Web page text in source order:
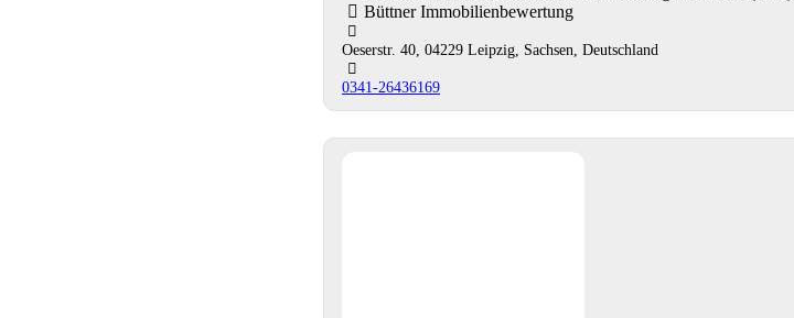
Büttner Immobilienbewertung
Oeserstr. 40, 04229 Leipzig, Sachsen, Deutschland
0341-26436169